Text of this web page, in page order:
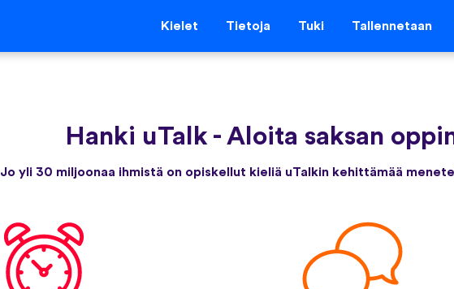
Kielet Tietoja Tuki Tallennetaan
Hanki uTalk - Aloita saksan
Jo yli 30 miljoonaa ihmistä on opiskellut kieliä uTalkin kehittämää